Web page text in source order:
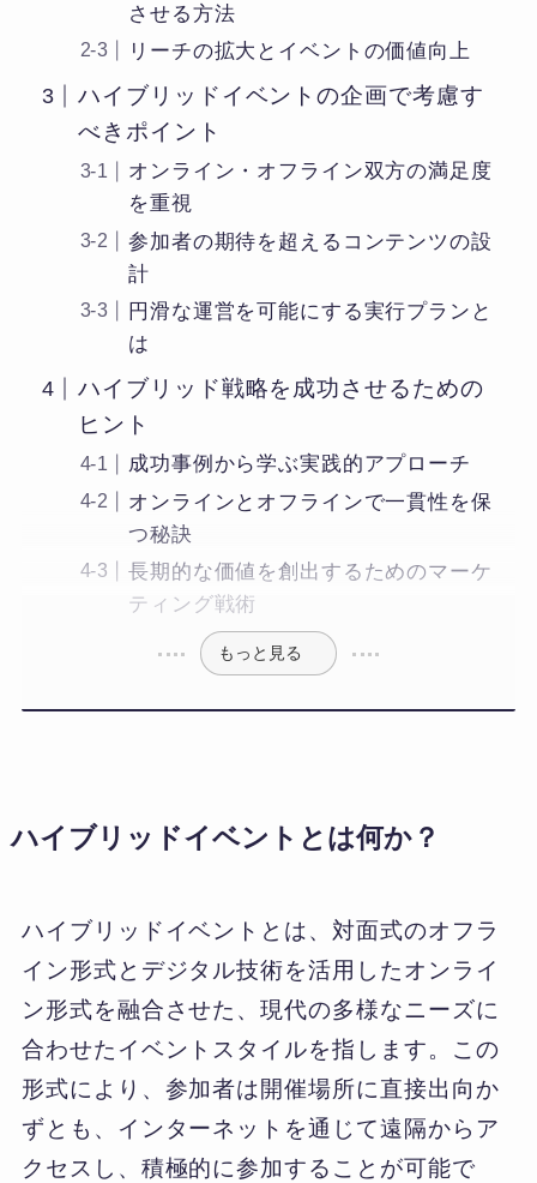
させる方法
リーチの拡大とイベントの価値向上
ハイブリッドイベントの企画で考慮す
べきポイント
オンライン・オフライン双方の満足度
を重視
参加者の期待を超えるコンテンツの設
計
円滑な運営を可能にする実行プランと
は
ハイブリッド戦略を成功させるための
ヒント
成功事例から学ぶ実践的アプローチ
オンラインとオフラインで一貫性を保
つ秘訣
長期的な価値を創出するためのマーケ
ティング戦術
もっと見る
ハイブリッドイベントとは何か？
ハイブリッドイベントとは、対面式のオフラ
イン形式とデジタル技術を活用したオンライ
ン形式を融合させた、現代の多様なニーズに
合わせたイベントスタイルを指します。この
形式により、参加者は開催場所に直接出向か
ずとも、インターネットを通じて遠隔からア
クセスし、積極的に参加することが可能で